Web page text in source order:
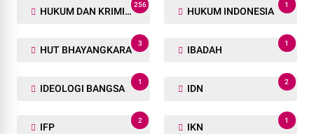
HUKUM DAN KRIMINAL
256
HUKUM INDONESIA
1
HUT BHAYANGKARA
3
IBADAH
1
IDEOLOGI BANGSA
1
IDN
2
IFP
2
IKN
1